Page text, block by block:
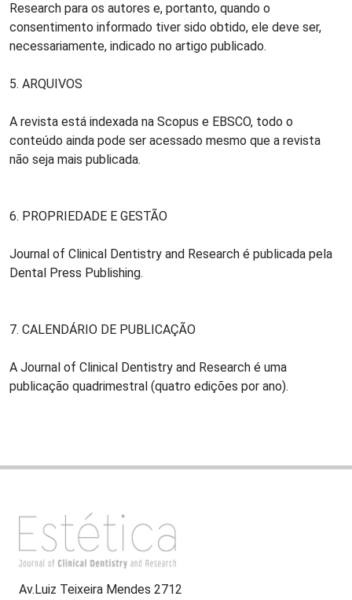
Research para os autores e, portanto, quando o
consentimento informado tiver sido obtido, ele deve ser,
necessariamente, indicado no artigo publicado.
5. ARQUIVOS
A revista está indexada na Scopus e EBSCO, todo o
conteúdo ainda pode ser acessado mesmo que a revista
não seja mais publicada.
6. PROPRIEDADE E GESTÃO
Journal of Clinical Dentistry and Research é publicada pela
Dental Press Publishing.
7. CALENDÁRIO DE PUBLICAÇÃO
A Journal of Clinical Dentistry and Research é uma
publicação quadrimestral (quatro edições por ano).
Av.Luiz Teixeira Mendes 2712